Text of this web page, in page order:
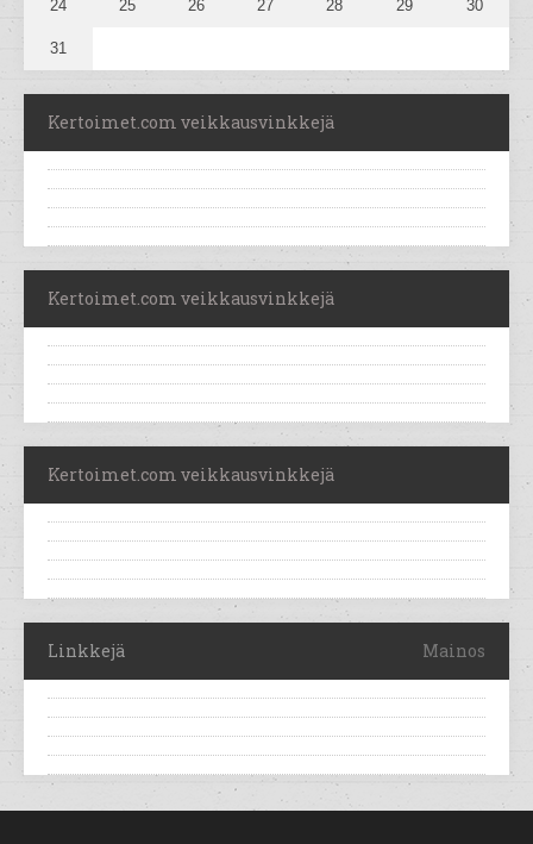
24 25 26 27 28 29 30
31
Kertoimet.com veikkausvinkkejä
Kertoimet.com veikkausvinkkejä
Kertoimet.com veikkausvinkkejä
Linkkejä Mainos